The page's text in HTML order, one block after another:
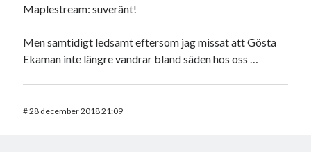
Maplestream: suveränt!
Men samtidigt ledsamt eftersom jag missat att Gösta
Ekaman inte längre vandrar bland säden hos oss …
#28 december 2018 21:09